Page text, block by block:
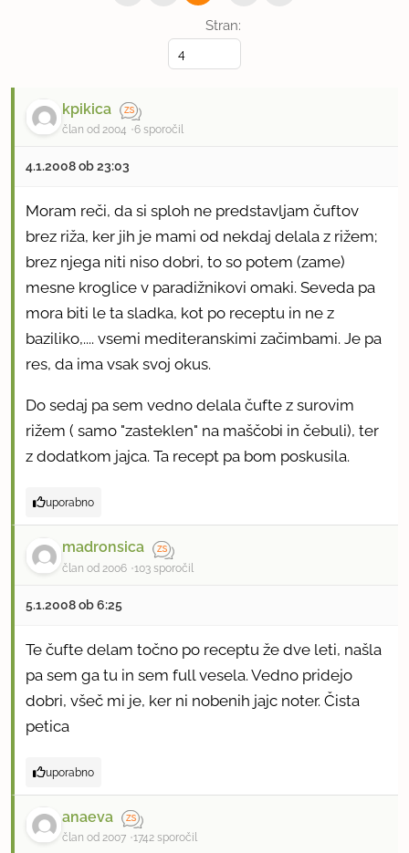
Stran:
kpikica
član od 2004 6 sporočil
4.1.2008 ob 23:03
Moram reči, da si sploh ne predstavljam čuftov
brez riža, ker jih je mami od nekdaj delala z rižem;
brez njega niti niso dobri, to so potem (zame)
mesne kroglice v paradižnikovi omaki. Seveda pa
mora biti le ta sladka, kot po receptu in ne z
baziliko,.... vsemi mediteranskimi začimbami. Je pa
res, da ima vsak svoj okus.
Do sedaj pa sem vedno delala čufte z surovim
rižem ( samo "zasteklen" na maščobi in čebuli), ter
z dodatkom jajca. Ta recept pa bom poskusila.
uporabno
madronsica
član od 2006 103 sporočil
5.1.2008 ob 6:25
Te čufte delam točno po receptu že dve leti, našla
pa sem ga tu in sem full vesela. Vedno pridejo
dobri, všeč mi je, ker ni nobenih jajc noter. Čista
petica
uporabno
anaeva
član od 2007 1742 sporočil